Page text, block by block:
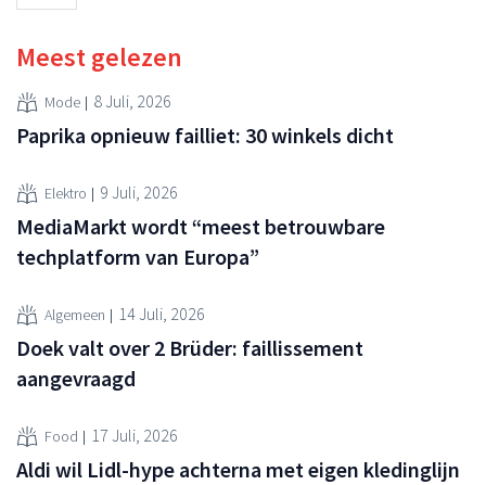
Meest gelezen
Mode 8 Juli, 2026
Paprika opnieuw failliet: 30 winkels dicht
Elektro 9 Juli, 2026
MediaMarkt wordt “meest betrouwbare
techplatform van Europa”
Algemeen 14 Juli, 2026
Doek valt over 2 Brüder: faillissement
aangevraagd
Food 17 Juli, 2026
Aldi wil Lidl-hype achterna met eigen kledinglijn